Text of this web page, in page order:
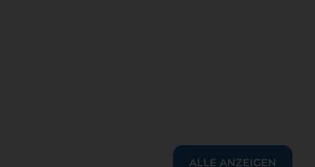
ALLE ANZEIGEN